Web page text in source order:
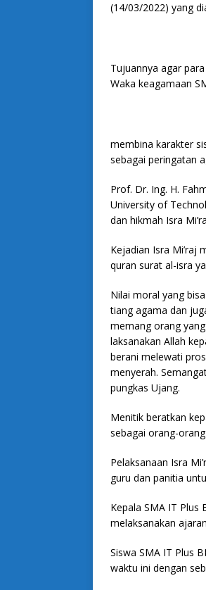
(14/03/2022) yang
Tujuannya agar
Waka keagamaan
membina karakter
sebagai peringatan
Prof. Dr. Ing. H.
University of
dan hikmah Isra
Kejadian Isra Mi’raj
quran surat al-isra
Nilai moral yang
tiang agama dan
memang orang
laksanakan Allah
berani melewati
menyerah.
pungkas Ujang.
Menitik beratkan
sebagai orang-
Pelaksanaan Isra
guru dan panitia
Kepala SMA IT Plus
melaksanakan
Siswa SMA IT Plus
waktu ini dengan